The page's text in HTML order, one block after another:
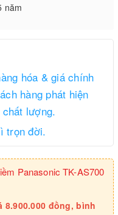
năm
hóa & giá chính
hàng phát hiện
lượng.
trọn đời.
Panasonic TK-AS700
đồng, bình